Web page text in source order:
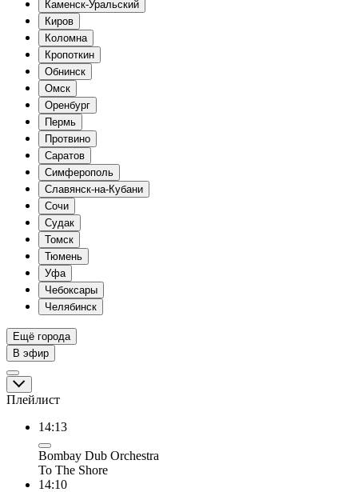
Каменск-Уральский
Киров
Коломна
Кропоткин
Обнинск
Омск
Оренбург
Пермь
Протвино
Саратов
Симферополь
Славянск-на-Кубани
Сочи
Судак
Томск
Тюмень
Уфа
Чебоксары
Челябинск
Ещё города
В эфир
Плейлист
14:13
Bombay Dub Orchestra
To The Shore
14:10